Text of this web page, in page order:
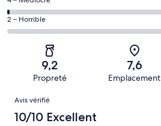
d’après 132 avis
sur 272.
(Bien),
d’après 120 avis
voyageurs
de 6
(Satisfaisant),
d’après 18 avis
des
voyageurs
(Médiocre),
d’après 2 avis
sur 272.
Note
des
voyageurs
(Horrible),
d’après 0 avis
sur 272.
2 – Horrible
9,2
Propreté
7,6
Emplacement
Avis
Avis vérifié
10/10 Excellent